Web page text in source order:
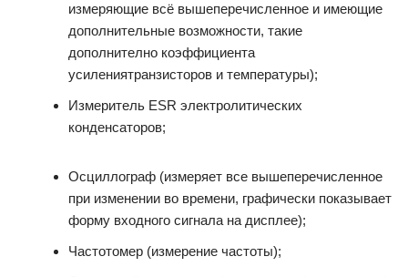
измеряющие всё вышеперечисленное и имеющие
дополнительные возможности, такие
дополнително коэффициента
усилениятранзисторов и температуры);
Измеритель ESR электролитических
конденсаторов;
Осциллограф (измеряет все вышеперечисленное
при изменении во времени, графически показывает
форму входного сигнала на дисплее);
Частотомер (измерение частоты);